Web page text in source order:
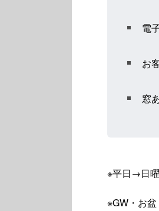
電
お
窓
※平日→日
※GW・お